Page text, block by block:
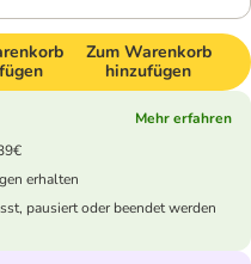
Zum Warenkorb
hinzufügen
Mehr erfahren
erhalten
pausiert oder beendet werden